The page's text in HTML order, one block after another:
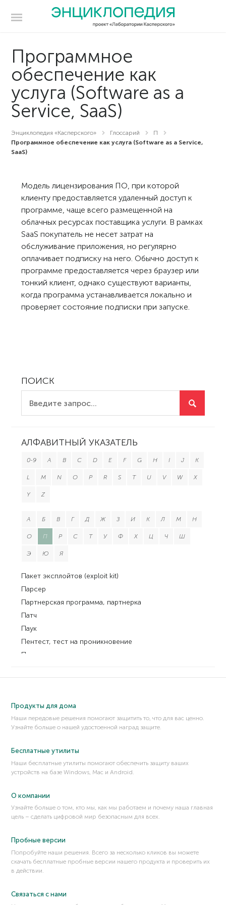
Программное
обеспечение как
услуга (Software as a
Service, SaaS)
Энциклопедия «Касперского» Глоссарий
П
Программное обеспечение как услуга (Software as a Service,
SaaS)
Модель лицензирования ПО, при которой
клиенту предоставляется удаленный доступ к
программе, чаще всего размещенной на
облачных ресурсах поставщика услуги. В рамках
SaaS покупатель не несет затрат на
обслуживание приложения, но регулярно
оплачивает подписку на него. Обычно доступ к
программе предоставляется через браузер или
тонкий клиент, однако существуют варианты,
когда программа устанавливается локально и
проверяет состояние подписки при запуске.
ПОИСК
АЛФАВИТНЫЙ УКАЗАТЕЛЬ
0-9 A B C D E F G H I J K
L M N O P R S T U V W X
Y Z
А Б В Г Д Ж З И К Л М Н
О П Р С Т У Ф Х Ц Ч Ш
Э Ю Я
Пакет эксплойтов (exploit kit)
Парсер
Партнерская программа, партнерка
Патч
Паук
Пентест, тест на проникновение
Пентестер
Перехват TCP/IP (TCP/IP hijacking)
Перехват функции (хукинг)
Плагин
ПО с открытым исходным кодом
Поведенческий анализ
Поверхность атаки
Подмена DLL (DLL hijacking)
Подмена DNS (DNS spoofing)
Подмена MAC-адреса (MAC spoofing)
Подстановка учетных данных
Продукты для дома
Наши передовые решения помогают защитить то, что для вас ценно.
Узнайте больше о нашей удостоенной наград защите.
Бесплатные утилиты
Наши бесплатные утилиты помогают обеспечить защиту ваших
устройств на базе Windows, Mac и Android.
О компании
Узнайте больше о том, кто мы, как мы работаем и почему наша главная
цель – сделать цифровой мир безопасным для всех.
Пробные версии
Попробуйте наши решения. Всего за несколько кликов вы можете
скачать бесплатные пробные версии нашего продукта и проверить их
в действии.
Связаться с нами